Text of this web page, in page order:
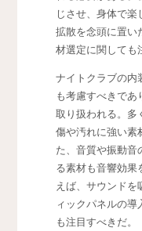
じさせ、身体で
拡散を念頭に置い
材選定に関しても
ナイトクラブの内
も考慮すべきであ
取り扱われる。多
傷や汚れに強い素
た、音質や振動音
る素材も音響効果
えば、サウンドを
ィックパネルの
も注目すべきだ。